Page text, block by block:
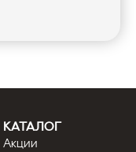
КАТАЛОГ
Акции